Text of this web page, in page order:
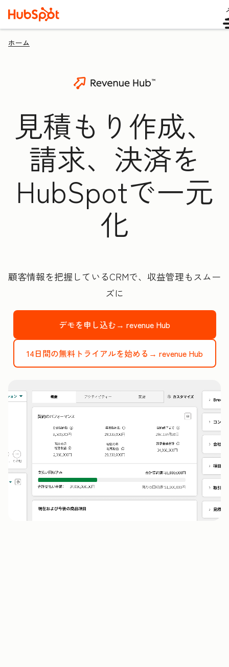
ホーム
見積もり作成、
請求、決済を
HubSpotで一元
化
顧客情報を把握しているCRMで、収益管理もスムー
ズに
デモを申し込む→ revenue Hub
14日間の無料トライアルを始める→ revenue Hub